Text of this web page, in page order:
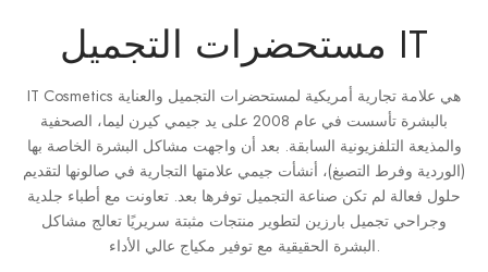
مستحضرات التجميل IT
IT Cosmetics هي علامة تجارية أمريكية لمستحضرات التجميل والعناية
بالبشرة تأسست في عام 2008 على يد جيمي كيرن ليما، الصحفية
والمذيعة التلفزيونية السابقة. بعد أن واجهت مشاكل البشرة الخاصة بها
(الوردية وفرط التصبغ)، أنشأت جيمي علامتها التجارية في صالونها لتقديم
حلول فعالة لم تكن صناعة التجميل توفرها بعد. تعاونت مع أطباء جلدية
وجراحي تجميل بارزين لتطوير منتجات مثبتة سريريًا تعالج مشاكل
البشرة الحقيقية مع توفير مكياج عالي الأداء.
Back
مكمل